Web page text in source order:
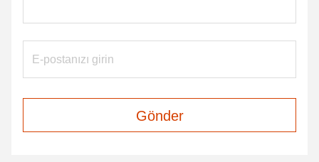
Gönder